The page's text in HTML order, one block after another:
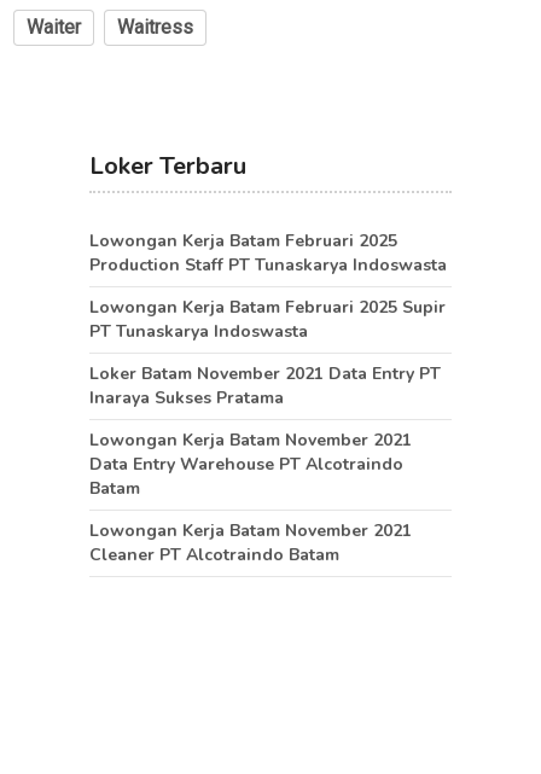
Waiter Waitress
Loker Terbaru
Lowongan Kerja Batam Februari 2025
Production Staff PT Tunaskarya Indoswasta
Lowongan Kerja Batam Februari 2025 Supir
PT Tunaskarya Indoswasta
Loker Batam November 2021 Data Entry PT
Inaraya Sukses Pratama
Lowongan Kerja Batam November 2021
Data Entry Warehouse PT Alcotraindo
Batam
Lowongan Kerja Batam November 2021
Cleaner PT Alcotraindo Batam